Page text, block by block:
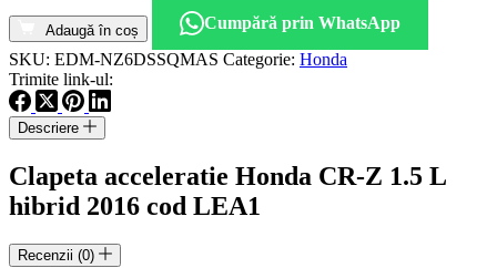
Clapeta
acceleratie
Honda
CR-
Z
1.5
2016
cod
LEA1
Adaugă în coș
Cumpără prin WhatsApp
SKU: EDM-NZ6DSSQMAS Categorie: Honda
Trimite link-ul:
Descriere
Clapeta acceleratie Honda CR-Z 1.5 L
hibrid 2016 cod LEA1
Recenzii (0)